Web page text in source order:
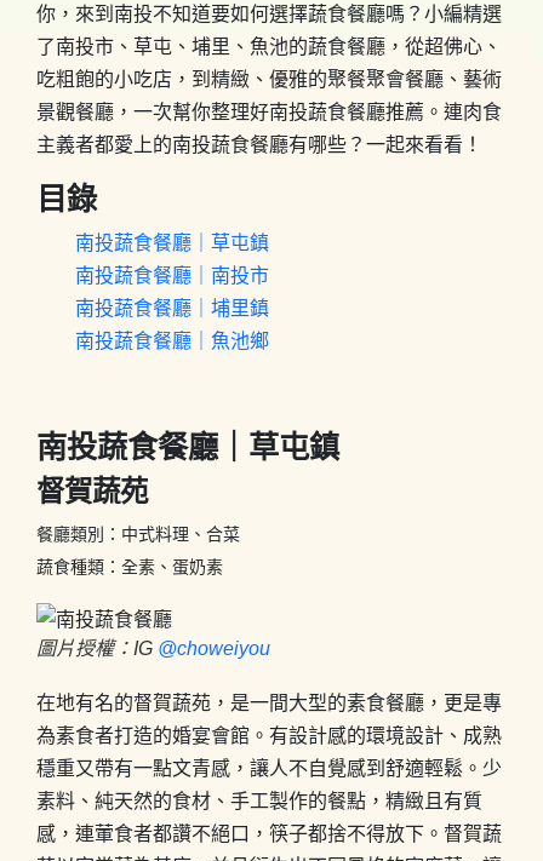
你，來到南投不知道要如何選擇蔬食餐廳嗎？小編精選
了南投市、草屯、埔里、魚池的蔬食餐廳，從超佛心、
吃粗飽的小吃店，到精緻、優雅的聚餐聚會餐廳、藝術
景觀餐廳，一次幫你整理好南投蔬食餐廳推薦。連肉食
主義者都愛上的南投蔬食餐廳有哪些？一起來看看！
目錄
南投蔬食餐廳｜草屯鎮
南投蔬食餐廳｜南投市
南投蔬食餐廳｜埔里鎮
南投蔬食餐廳｜魚池鄉
南投蔬食餐廳｜草屯鎮
督賀蔬苑
餐廳類別：中式料理、合菜
蔬食種類：全素、蛋奶素
圖片授權：IG @choweiyou
在地有名的督賀蔬苑，是一間大型的素食餐廳，更是專
為素食者打造的婚宴會館。有設計感的環境設計、成熟
穩重又帶有一點文青感，讓人不自覺感到舒適輕鬆。少
素料、純天然的食材、手工製作的餐點，精緻且有質
感，連葷食者都讚不絕口，筷子都捨不得放下。督賀蔬